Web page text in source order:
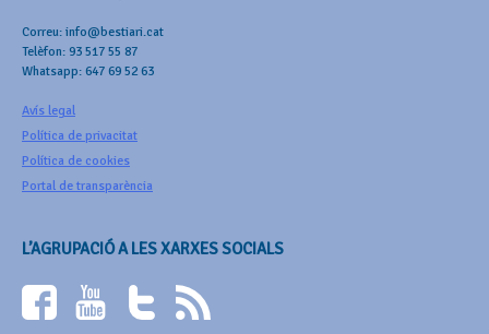
Correu: info@bestiari.cat
Telèfon: 93 517 55 87
Whatsapp: 647 69 52 63
Avís legal
Política de privacitat
Política de cookies
Portal de transparència
L’AGRUPACIÓ A LES XARXES SOCIALS